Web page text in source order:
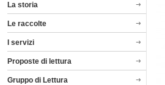
La storia
Le raccolte
I servizi
Proposte di lettura
Gruppo di Lettura